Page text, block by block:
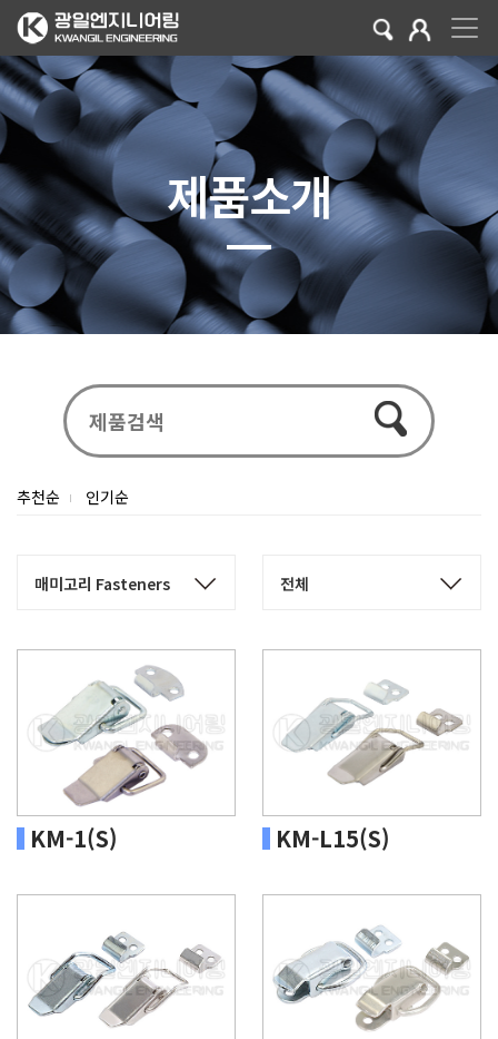
제품소개
추천순 인기순
KM-1(S) KM-L15(S)